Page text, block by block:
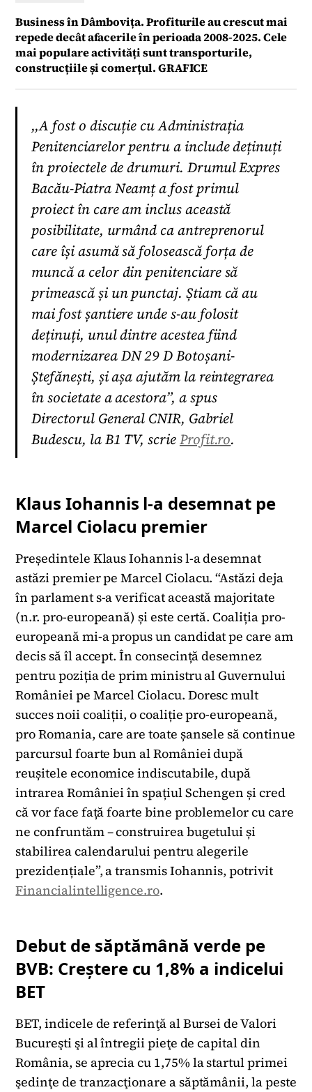
Business în Dâmbovița. Profiturile au crescut mai
repede decât afacerile în perioada 2008-2025. Cele
mai populare activități sunt transporturile,
construcțiile și comerțul. GRAFICE
,,A fost o discuție cu Administrația
Penitenciarelor pentru a include deținuți
în proiectele de drumuri. Drumul Expres
Bacău-Piatra Neamț a fost primul
proiect în care am inclus această
posibilitate, urmând ca antreprenorul
care își asumă să folosească forța de
muncă a celor din penitenciare să
primească și un punctaj. Știam că au
mai fost șantiere unde s-au folosit
deținuți, unul dintre acestea fiind
modernizarea DN 29 D Botoșani-
Ștefănești, și așa ajutăm la reintegrarea
în societate a acestora”, a spus
Directorul General CNIR, Gabriel
Budescu, la B1 TV, scrieProfit.ro.
Klaus Iohannis l-a desemnat pe
Marcel Ciolacu premier
Președintele Klaus Iohannis l-a desemnat
astăzi premier pe Marcel Ciolacu. “Astăzi deja
în parlament s-a verificat această majoritate
(n.r. pro-europeană) și este certă. Coaliția pro-
europeană mi-a propus un candidat pe care am
decis să îl accept. În consecință desemnez
pentru poziția de prim ministru al Guvernului
României pe Marcel Ciolacu. Doresc mult
succes noii coaliții, o coaliție pro-europeană,
pro Romania, care are toate șansele să continue
parcursul foarte bun al României după
reușitele economice indiscutabile, după
intrarea României în spațiul Schengen și cred
că vor face față foarte bine problemelor cu care
ne confruntăm – construirea bugetului și
stabilirea calendarului pentru alegerile
prezidențiale”, a transmis Iohannis, potrivit
Financialintelligence.ro.
Debut de săptămână verde pe
BVB: Creștere cu 1,8% a indicelui
BET
BET, indicele de referinţă al Bursei de Valori
Bucureşti şi al întregii pieţe de capital din
România, se aprecia cu 1,75% la startul primei
şedinţe de tranzacţionare a săptămânii, la peste